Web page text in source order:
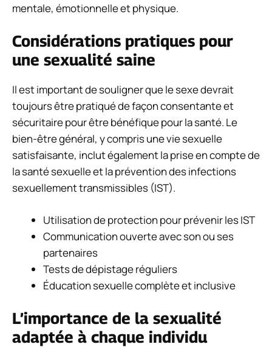
mentale, émotionnelle et physique.
Considérations pratiques pour
une sexualité saine
Il est important de souligner que le sexe devrait
toujours être pratiqué de façon consentante et
sécuritaire pour être bénéfique pour la santé. Le
bien-être général, y compris une vie sexuelle
satisfaisante, inclut également la prise en compte de
la santé sexuelle et la prévention des infections
sexuellement transmissibles (IST).
Utilisation de protection pour prévenir les IST
Communication ouverte avec son ou ses
partenaires
Tests de dépistage réguliers
Éducation sexuelle complète et inclusive
L’importance de la sexualité
adaptée à chaque individu